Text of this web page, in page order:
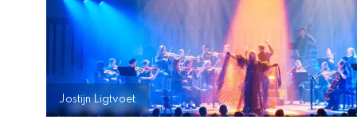
Jostijn Ligtvoet